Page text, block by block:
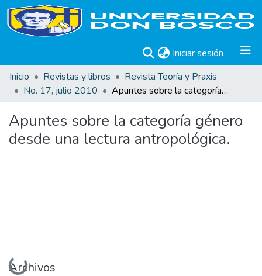
Iniciar sesión (current)
Inicio
Revistas y libros
Revista Teoría y Praxis
No. 17, julio 2010
Apuntes sobre la categoría género desde una lectura antropológica.
Apuntes sobre la categoría género
desde una lectura antropológica.
Cargando...
Archivos